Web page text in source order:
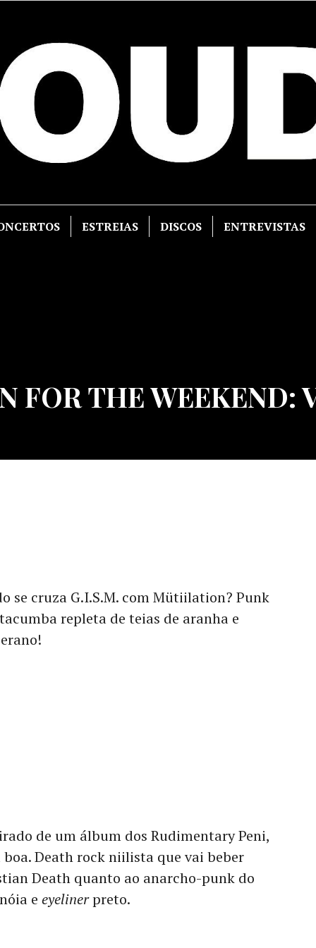
ESTREIAS DISCOS ENTREVISTAS
FOR THE WEEKEND:
se cruza G.I.S.M. com Mütiilation? Punk
repleta de teias de aranha e
de um álbum dos Rudimentary Peni,
Death rock niilista que vai beber
Death quanto ao anarcho-punk do
e eyelinerpreto.